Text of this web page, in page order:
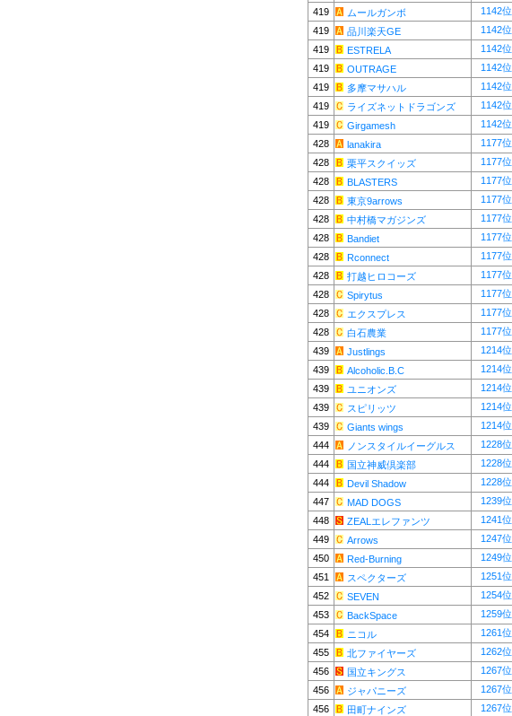
419
ムールガンボ 1142位
419
品川楽天GE 1142位
419
ESTRELA 1142位
419
OUTRAGE 1142位
419
多摩マサハル 1142位
419
ライズネットドラゴンズ 1142位
419
Girgamesh 1142位
428
lanakira 1177位
428
栗平スクイッズ 1177位
428
BLASTERS 1177位
428
東京9arrows 1177位
428
中村橋マガジンズ 1177位
428
Bandiet 1177位
428
Rconnect 1177位
428
打越ヒロコーズ 1177位
428
Spirytus 1177位
428
エクスプレス 1177位
428
白石農業 1177位
439
Justlings 1214位
439
Alcoholic.B.C 1214位
439
ユニオンズ 1214位
439
スピリッツ 1214位
439
Giants wings 1214位
444
ノンスタイルイーグルス 1228位
444
国立神威倶楽部 1228位
444
Devil Shadow 1228位
447
MAD DOGS 1239位
448
ZEALエレファンツ 1241位
449
Arrows 1247位
450
Red-Burning 1249位
451
スペクターズ 1251位
452
SEVEN 1254位
453
BackSpace 1259位
454
ニコル 1261位
455
北ファイヤーズ 1262位
456
国立キングス 1267位
456
ジャパニーズ 1267位
456
田町ナインズ 1267位